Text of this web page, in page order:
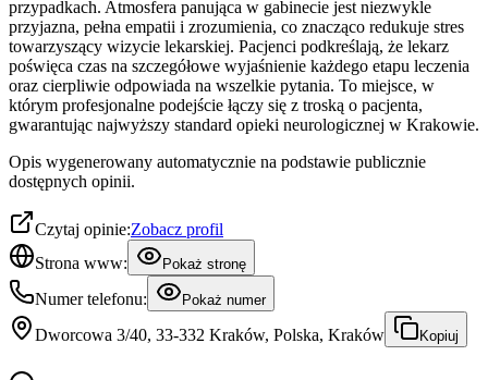
przypadkach. Atmosfera panująca w gabinecie jest niezwykle
przyjazna, pełna empatii i zrozumienia, co znacząco redukuje stres
towarzyszący wizycie lekarskiej. Pacjenci podkreślają, że lekarz
poświęca czas na szczegółowe wyjaśnienie każdego etapu leczenia
oraz cierpliwie odpowiada na wszelkie pytania. To miejsce, w
którym profesjonalne podejście łączy się z troską o pacjenta,
gwarantując najwyższy standard opieki neurologicznej w Krakowie.
Opis wygenerowany automatycznie na podstawie publicznie
dostępnych opinii.
Czytaj opinie:Zobacz profil
Strona www:
Pokaż stronę
Numer telefonu: Pokaż numer
Dworcowa 3/40, 33-332 Kraków, Polska, Kraków Kopiuj